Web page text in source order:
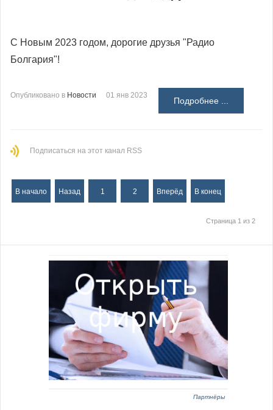
С Новым 2023 годом, дорогие друзья "Радио
Болгария"!
Опубликовано в Новости 01 янв 2023
Подробнее ...
Подписаться на этот канал RSS
В начало Назад 1 2 Вперёд В конец
Страница 1 из 2
Партнёры